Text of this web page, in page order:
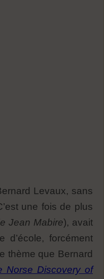
Levaux, sans
une fois de plus
Jean Mabire), avait
forcément
thème que Bernard
Norse Discovery of